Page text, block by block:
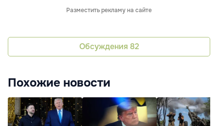
Разместить рекламу на сайте
Обсуждения 82
Похожие новости